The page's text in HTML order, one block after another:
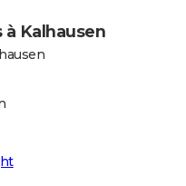
Kalhausen